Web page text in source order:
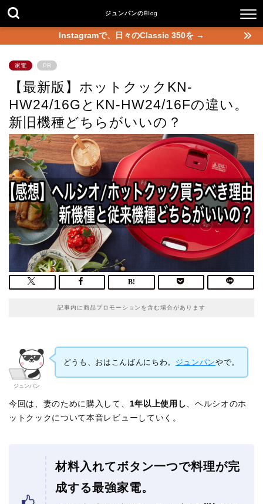
ジュンパンのBlog
Instagramで、日々のClassic 350を →
家電 PR
【最新版】ホットクックKN-
HW24/16GとKN-HW24/16Fの違い。
新旧機種どちらがいいの？
記事内に商品プロモーションを含む場合があります
ジュンパン
どうも、おはこんばんにちわ。 ジュンパンやで。
今回は、妻のために購入して、 1年以上使用し 、ヘルシオのホ
ットクックについて本音レビューしていく。
材料入れてボタン一つで料理が完
成する最強家電。